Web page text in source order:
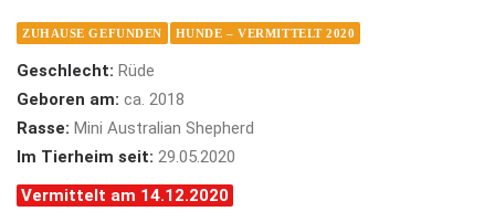
ZUHAUSE GEFUNDEN HUNDE – VERMITTELT 2020
Geschlecht: Rüde
Geboren am: ca. 2018
Rasse: Mini Australian Shepherd
Im Tierheim seit: 29.05.2020
Vermittelt am 14.12.2020